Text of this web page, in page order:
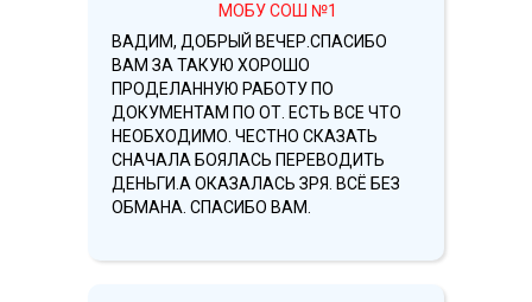
ВАДИМ, ДОБРЫЙ ВЕЧЕР.СПАСИБО
ВАМ ЗА ТАКУЮ ХОРОШО
ПРОДЕЛАННУЮ РАБОТУ ПО
ДОКУМЕНТАМ ПО ОТ. ЕСТЬ ВСЕ ЧТО
НЕОБХОДИМО. ЧЕСТНО СКАЗАТЬ
СНАЧАЛА БОЯЛАСЬ ПЕРЕВОДИТЬ
ДЕНЬГИ.А ОКАЗАЛАСЬ ЗРЯ. ВСЁ БЕЗ
ОБМАНА. СПАСИБО ВАМ.
МОБУ СОШ №1